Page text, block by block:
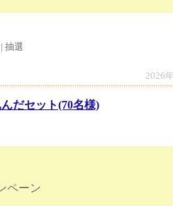
抽選
2026
だセット(70名様)
ペーン